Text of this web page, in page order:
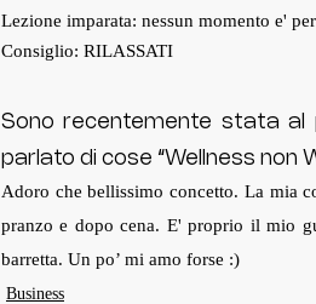
Lezione imparata: nessun momento e'
Consiglio: RILASSATI
Sono recentemente stata al
parlato di cose “Wellness non
Adoro che bellissimo concetto. La mia
pranzo e dopo cena. E' proprio il mio
barretta. Un po’ mi amo forse :)
Business